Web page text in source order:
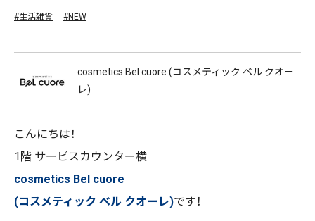
#生活雑貨 #NEW
cosmetics Bel cuore (コスメティック ベル クオー
レ)
こんにちは！
1階 サービスカウンター横
cosmetics Bel cuore
(コスメティック ベル クオーレ)です！